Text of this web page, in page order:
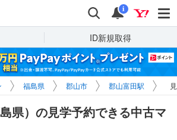
検索 通知
i
ID新規取得
福島県 郡山市 郡山富田駅
県）の見学予約できる中古マ